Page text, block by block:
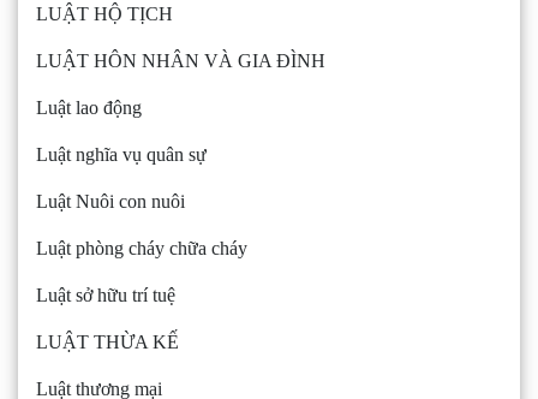
LUẬT HỘ TỊCH
LUẬT HÔN NHÂN VÀ GIA ĐÌNH
Luật lao động
Luật nghĩa vụ quân sự
Luật Nuôi con nuôi
Luật phòng cháy chữa cháy
Luật sở hữu trí tuệ
LUẬT THỪA KẾ
Luật thương mại